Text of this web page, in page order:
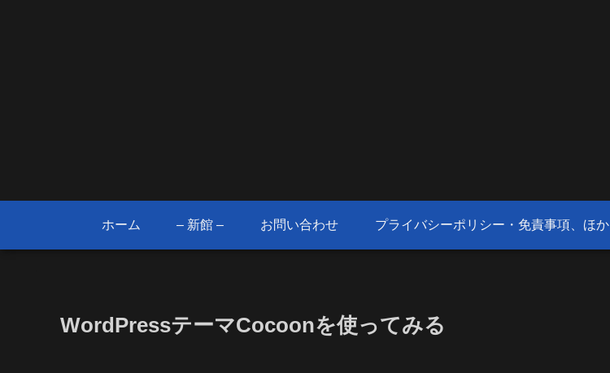
ホーム – 新館 – お問い合わせ プライバシーポリシー・免責事項、ほか
WordPressテーマCocoonを使ってみる